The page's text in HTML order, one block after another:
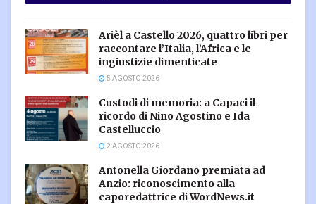
Arièl a Castello 2026, quattro libri per
raccontare l’Italia, l’Africa e le
ingiustizie dimenticate
5 AGOSTO 2026
Custodi di memoria: a Capaci il
ricordo di Nino Agostino e Ida
Castelluccio
2 AGOSTO 2026
Antonella Giordano premiata ad
Anzio: riconoscimento alla
caporedattrice di WordNews.it